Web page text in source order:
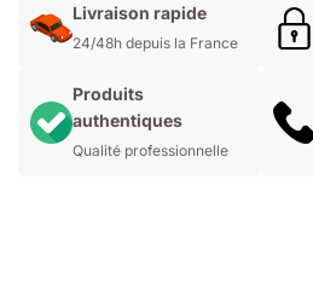
Livraison rapide
24/48h depuis la France
Produits
authentiques
Qualité professionnelle